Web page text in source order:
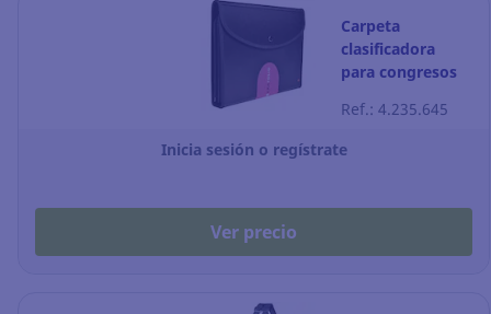
Carpeta
clasificadora
para congresos
compartimentos
Ref.: 4.235.645
Inicia sesión o regístrate
Ver precio